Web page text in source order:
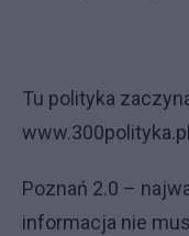
Tu polityka
www.300polityka.pl
Poznań 2.0 –
informacja nie